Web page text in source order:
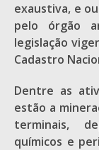
exaustiva, e
pelo órgão
legislação
Cadastro
Dentre as
estão a
terminais,
químicos e